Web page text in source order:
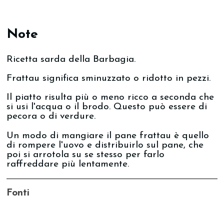
Note
Ricetta sarda della Barbagia.
Frattau significa sminuzzato o ridotto in pezzi.
Il piatto risulta più o meno ricco a seconda che
si usi l'acqua o il brodo. Questo può essere di
pecora o di verdure.
Un modo di mangiare il pane frattau è quello
di rompere l'uovo e distribuirlo sul pane, che
poi si arrotola su se stesso per farlo
raffreddare più lentamente.
Fonti